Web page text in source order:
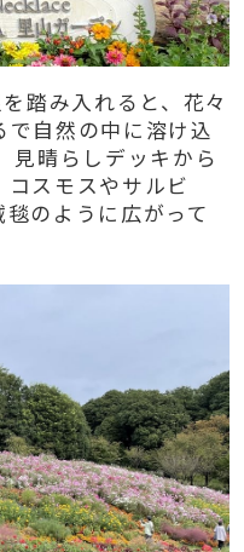
踏み入れると、花々
自然の中に溶け込
見晴らしデッキから
スモスやサルビ
のように広がって